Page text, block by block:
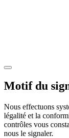
Motif du
Nous effectuons
légalité et la
contrôles vous
nous le signaler.